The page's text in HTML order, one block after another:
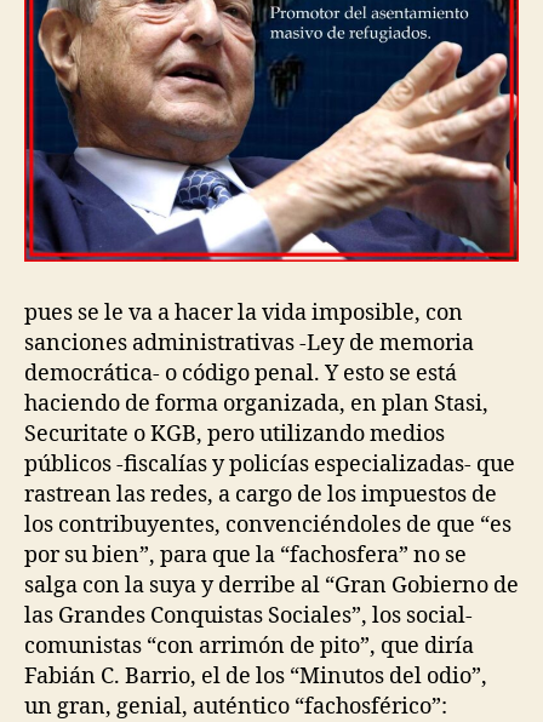
pues se le va a hacer la vida imposible, con
sanciones administrativas -Ley de memoria
democrática- o código penal. Y esto se está
haciendo de forma organizada, en plan Stasi,
Securitate o KGB, pero utilizando medios
públicos -fiscalías y policías especializadas- que
rastrean las redes, a cargo de los impuestos de
los contribuyentes, convenciéndoles de que “es
por su bien”, para que la “fachosfera” no se
salga con la suya y derribe al “Gran Gobierno de
las Grandes Conquistas Sociales”, los social-
comunistas “con arrimón de pito”, que diría
Fabián C. Barrio, el de los “Minutos del odio”,
un gran, genial, auténtico “fachosférico”: